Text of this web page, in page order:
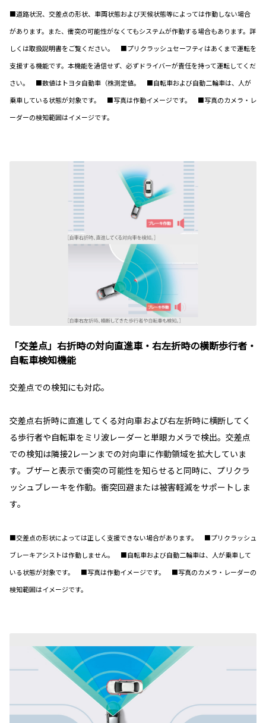
■道路状況、交差点の形状、車両状態および天候状態等によっては作動しない場合
があります。また、衝突の可能性がなくてもシステムが作動する場合もあります。詳
しくは取扱説明書をご覧ください。 ■プリクラッシュセーフティはあくまで運転を
支援する機能です。本機能を過信せず、必ずドライバーが責任を持って運転してくだ
さい。 ■数値はトヨタ自動車（株測定値。 ■自転車および自動二輪車は、人が
乗車している状態が対象です。 ■写真は作動イメージです。 ■写真のカメラ・レ
ーダーの検知範囲はイメージです。
「交差点」右折時の対向直進車・右左折時の横断歩行者・
自転車検知機能
交差点での検知にも対応。
交差点右折時に直進してくる対向車および右左折時に横断してく
る歩行者や自転車をミリ波レーダーと単眼カメラで検出。交差点
での検知は隣接2レーンまでの対向車に作動領域を拡大していま
す。ブザーと表示で衝突の可能性を知らせると同時に、プリクラ
ッシュブレーキを作動。衝突回避または被害軽減をサポートしま
す。
■交差点の形状によっては正しく支援できない場合があります。 ■プリクラッシュ
ブレーキアシストは作動しません。 ■自転車および自動二輪車は、人が乗車して
いる状態が対象です。 ■写真は作動イメージです。 ■写真のカメラ・レーダーの
検知範囲はイメージです。